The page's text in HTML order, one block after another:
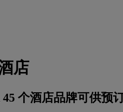
店
个酒店品牌可供预